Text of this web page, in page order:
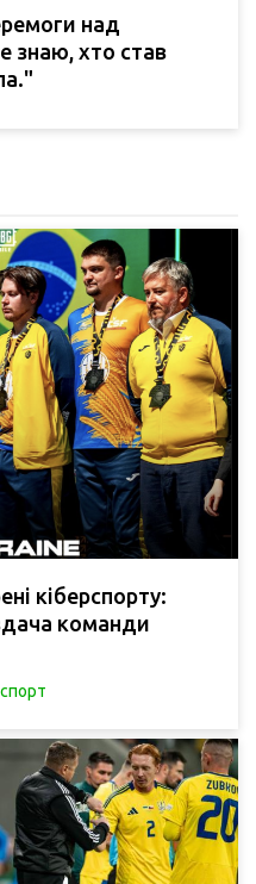
над
знаю, хто став
кіберспорту:
команди